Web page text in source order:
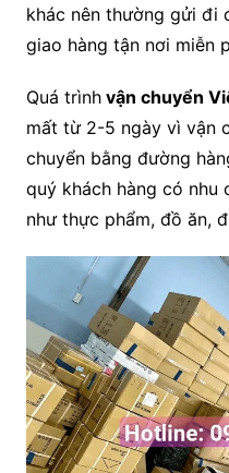
khác nên thường gửi đi
giao hàng tận nơi miễn
Quá trìnhvận chuyển
mất từ 2-5 ngày vì vận
chuyển bằng đường
quý khách hàng có nhu
như thực phẩm, đồ ăn,